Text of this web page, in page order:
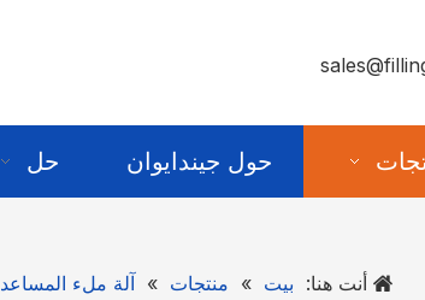
حول جيندايوان حل
أنت هنا: بيت » منتجات » آلة ملء المساعد